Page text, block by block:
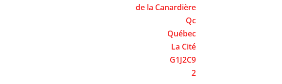
de la Canardière
Qc
Québec
La Cité
G1J2C9
2